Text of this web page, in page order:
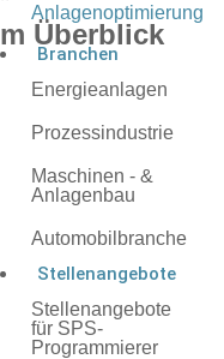
Anlagenoptimierung
Branchen
Energieanlagen
Prozessindustrie
Maschinen - &
Anlagenbau
Automobilbranche
Stellenangebote
Stellenangebote
für SPS-
Programmierer
Überblick